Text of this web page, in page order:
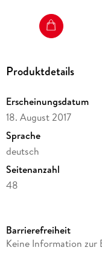
Produktdetails
Erscheinungsdatum
18. August 2017
Sprache
deutsch
Seitenanzahl
48
Reihe
Barrierefreiheit
Keine Information